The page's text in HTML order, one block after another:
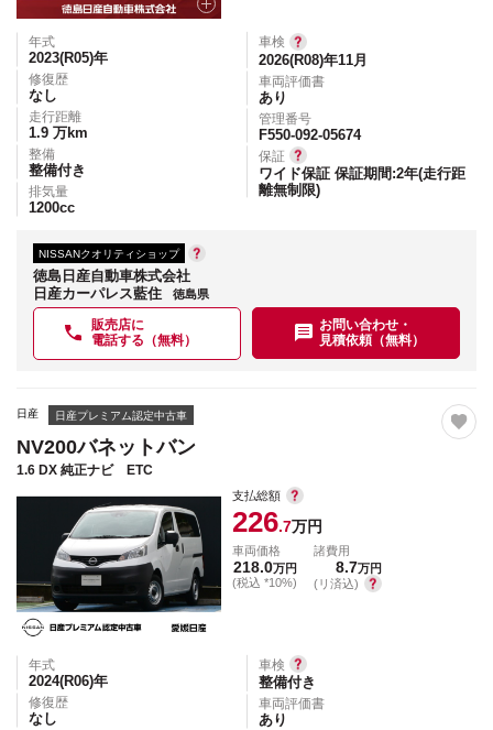
年式
2023(R05)年
修復歴
なし
走行距離
1.9 万km
整備
整備付き
排気量
1200cc
車検
2026(R08)年11月
車両評価書
あり
管理番号
F550-092-05674
保証
ワイド保証 保証期間:2年(走行距
離無制限)
NISSANクオリティショップ
徳島日産自動車株式会社
日産カーパレス藍住
徳島県
販売店に
電話する（無料）
お問い合わせ・
見積依頼（無料）
日産 日産プレミアム認定中古車
NV200バネットバン
1.6 DX 純正ナビ ETC
支払総額
226.7万円
車両価格
218.0万円
(税込 *10%)
諸費用
8.7万円
(リ済込)
年式
2024(R06)年
修復歴
なし
車検
整備付き
車両評価書
あり